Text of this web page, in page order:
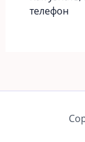
телефон